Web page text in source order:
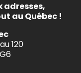
adresses,
au Québec !
120